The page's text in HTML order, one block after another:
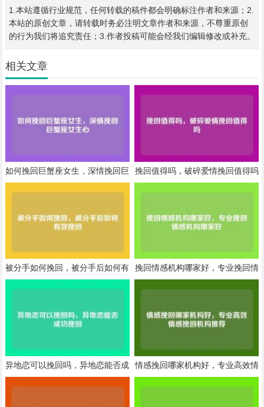
1.本站遵循行业规范，任何转载的稿件都会明确标注作者和来源；2.
本站的原创文章，请转载时务必注明文章作者和来源，不尊重原创
的行为我们将追究责任；3.作者投稿可能会经我们编辑修改或补充。
相关文章
如何挽回巨蟹座女生，深情挽回巨
蟹座女生心
挽回值得吗，破碎爱情挽回值得吗
被分手如何挽回，被分手后如何有
效挽回
挽回情感机构哪家好，专业挽回情
感机构哪家好
异地恋可以挽回吗，异地恋能否成
功挽回
情感挽回哪家机构好，专业高效情
感挽回机构推荐